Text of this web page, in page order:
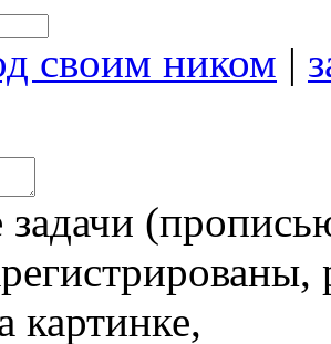
своим ником |
картинке,